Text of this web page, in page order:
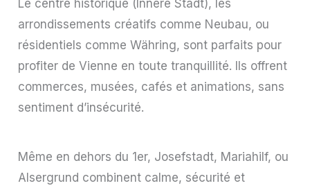
Le centre historique (Innere Stadt), les
arrondissements créatifs comme Neubau, ou
résidentiels comme Währing, sont parfaits pour
profiter de Vienne en toute tranquillité. Ils offrent
commerces, musées, cafés et animations, sans
sentiment d’insécurité.
Même en dehors du 1er, Josefstadt, Mariahilf, ou
Alsergrund combinent calme, sécurité et